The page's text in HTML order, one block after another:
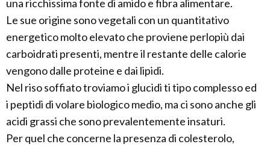
una ricchissima fonte di amido e fibra alimentare.
Le sue origine sono vegetali con un quantitativo
energetico molto elevato che proviene perlopiù dai
carboidrati presenti, mentre il restante delle calorie
vengono dalle proteine e dai lipidi.
Nel riso soffiato troviamo i glucidi ti tipo complesso ed
i peptidi di volare biologico medio, ma ci sono anche gli
acidi grassi che sono prevalentemente insaturi.
Per quel che concerne la presenza di colesterolo,